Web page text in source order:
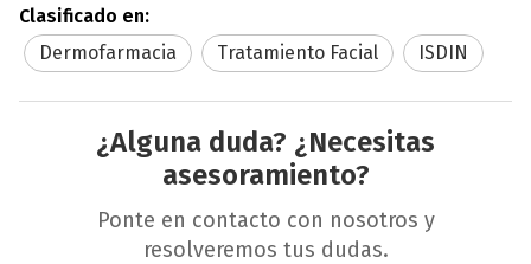
Clasificado en:
Dermofarmacia
Tratamiento Facial ISDIN
¿Alguna duda? ¿Necesitas
asesoramiento?
Ponte en contacto con nosotros y
resolveremos tus dudas.